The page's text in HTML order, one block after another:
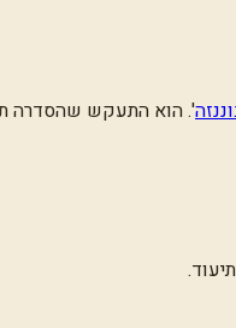
'. הוא התעקש שהסדרה